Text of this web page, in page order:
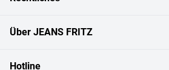
Über JEANS FRITZ
Hotline